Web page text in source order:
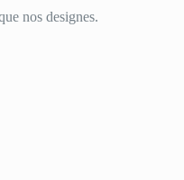
nos designes.